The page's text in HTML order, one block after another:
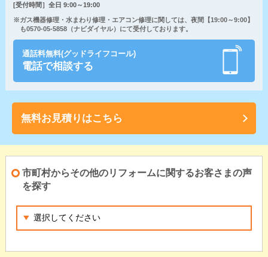
[受付時間］全日 9:00～19:00
※ガス機器修理・水まわり修理・エアコン修理に関しては、夜間【19:00～9:00】
も0570-05-5858（ナビダイヤル）にて受付しております。
通話料無料(グッドライフコール)
電話で相談する
無料お見積りはこちら
市町村からその他のリフォームに関するお客さまの声
を探す